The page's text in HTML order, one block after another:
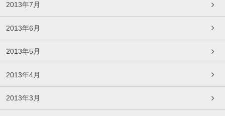
2013年7月
2013年6月
2013年5月
2013年4月
2013年3月